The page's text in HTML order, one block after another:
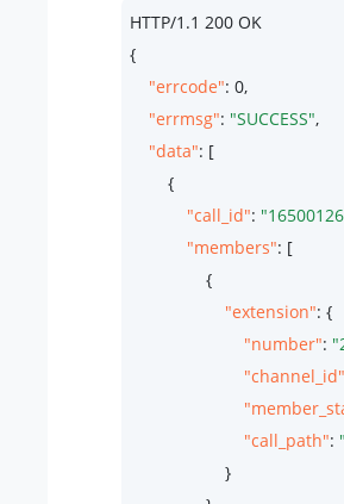
HTTP/1.1 200 OK
{
"errcode": 0,
"errmsg": "SUCCESS",
"data": [
        {
"call_id":
"members": [
                {
"extension": {
"number":
"channel_id"
"call_path":
                    }